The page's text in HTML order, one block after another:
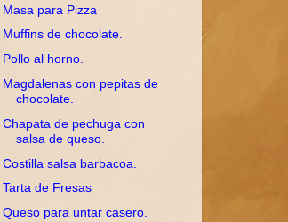
Masa para Pizza
Muffins de chocolate.
Pollo al horno.
Magdalenas con pepitas de
chocolate.
Chapata de pechuga con
salsa de queso.
Costilla salsa barbacoa.
Tarta de Fresas
Queso para untar casero.